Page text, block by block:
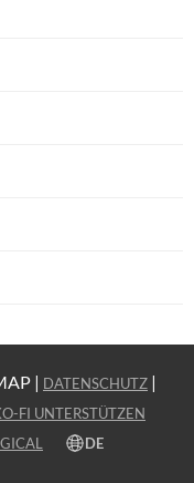
| DATENSCHUTZ |
FI UNTERSTÜTZEN
DE